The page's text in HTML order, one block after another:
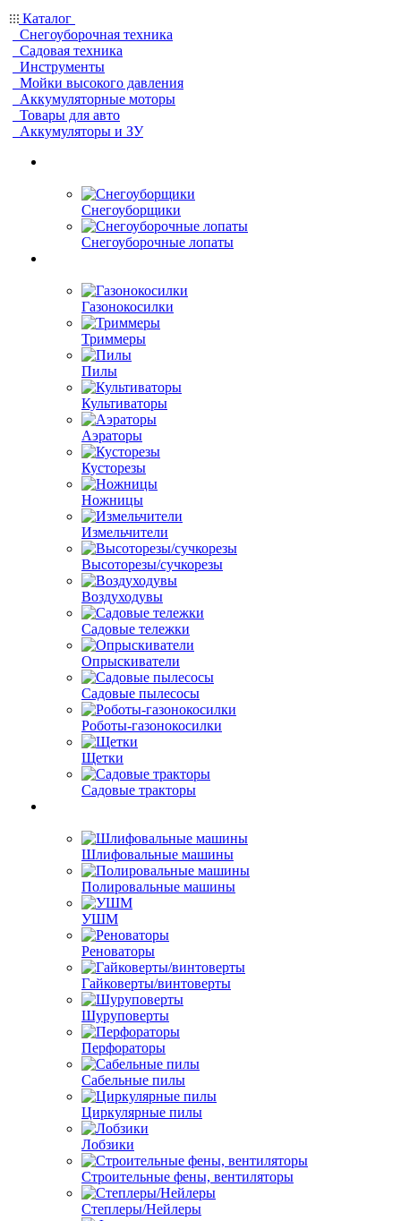
Каталог
Снегоуборочная техника
Садовая техника
Инструменты
Мойки высокого давления
Аккумуляторные моторы
Товары для авто
Аккумуляторы и ЗУ
Снегоуборщики
Снегоуборочные лопаты
Газонокосилки
Триммеры
Пилы
Культиваторы
Аэраторы
Кусторезы
Ножницы
Измельчители
Высоторезы/сучкорезы
Воздуходувы
Садовые тележки
Опрыскиватели
Садовые пылесосы
Роботы-газонокосилки
Щетки
Садовые тракторы
Шлифовальные машины
Полировальные машины
УШМ
Реноваторы
Гайковерты/винтоверты
Шуруповерты
Перфораторы
Сабельные пилы
Циркулярные пилы
Лобзики
Строительные фены, вентиляторы
Степлеры/Нейлеры